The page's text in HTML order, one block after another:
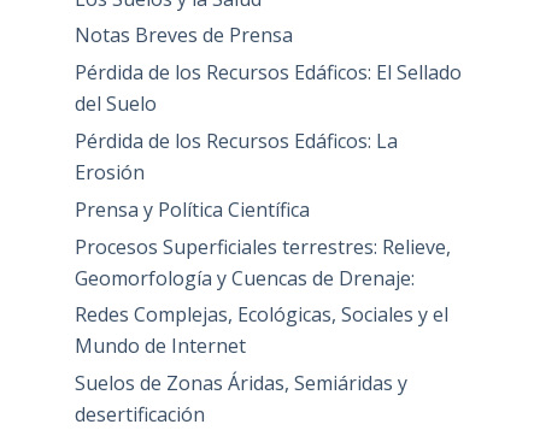
Notas Breves de Prensa
Pérdida de los Recursos Edáficos: El Sellado
del Suelo
Pérdida de los Recursos Edáficos: La
Erosión
Prensa y Política Científica
Procesos Superficiales terrestres: Relieve,
Geomorfología y Cuencas de Drenaje:
Redes Complejas, Ecológicas, Sociales y el
Mundo de Internet
Suelos de Zonas Áridas, Semiáridas y
desertificación